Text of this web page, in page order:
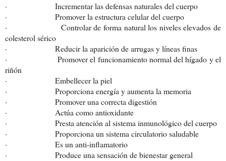
· Incrementar las defensas naturales del cuerpo
· Promover la estructura celular del cuerpo
· Controlar de forma natural los niveles elevados de
colesterol sérico
· Reducir la aparición de arrugas y líneas finas
· Promover el funcionamiento normal del hígado y el
riñón
· Embellecer la piel
· Proporciona energía y aumenta la memoria
· Promover una correcta digestión
· Actúa como antioxidante
· Presta atención al sistema inmunológico del cuerpo
· Proporciona un sistema circulatorio saludable
· Es un anti-inflamatorio
· Produce una sensación de bienestar general